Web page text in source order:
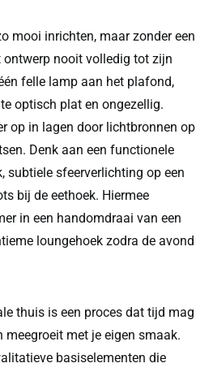
mooi inrichten, maar zonder een
nooit volledig tot zijn
felle lamp aan het plafond,
optisch plat en ongezellig.
op in lagen door lichtbronnen op
Denk aan een functionele
subtiele sfeerverlichting op een
bij de eethoek. Hiermee
in een handomdraai van een
loungehoek zodra de avond
thuis is een proces dat tijd mag
meegroeit met je eigen smaak.
basiselementen die